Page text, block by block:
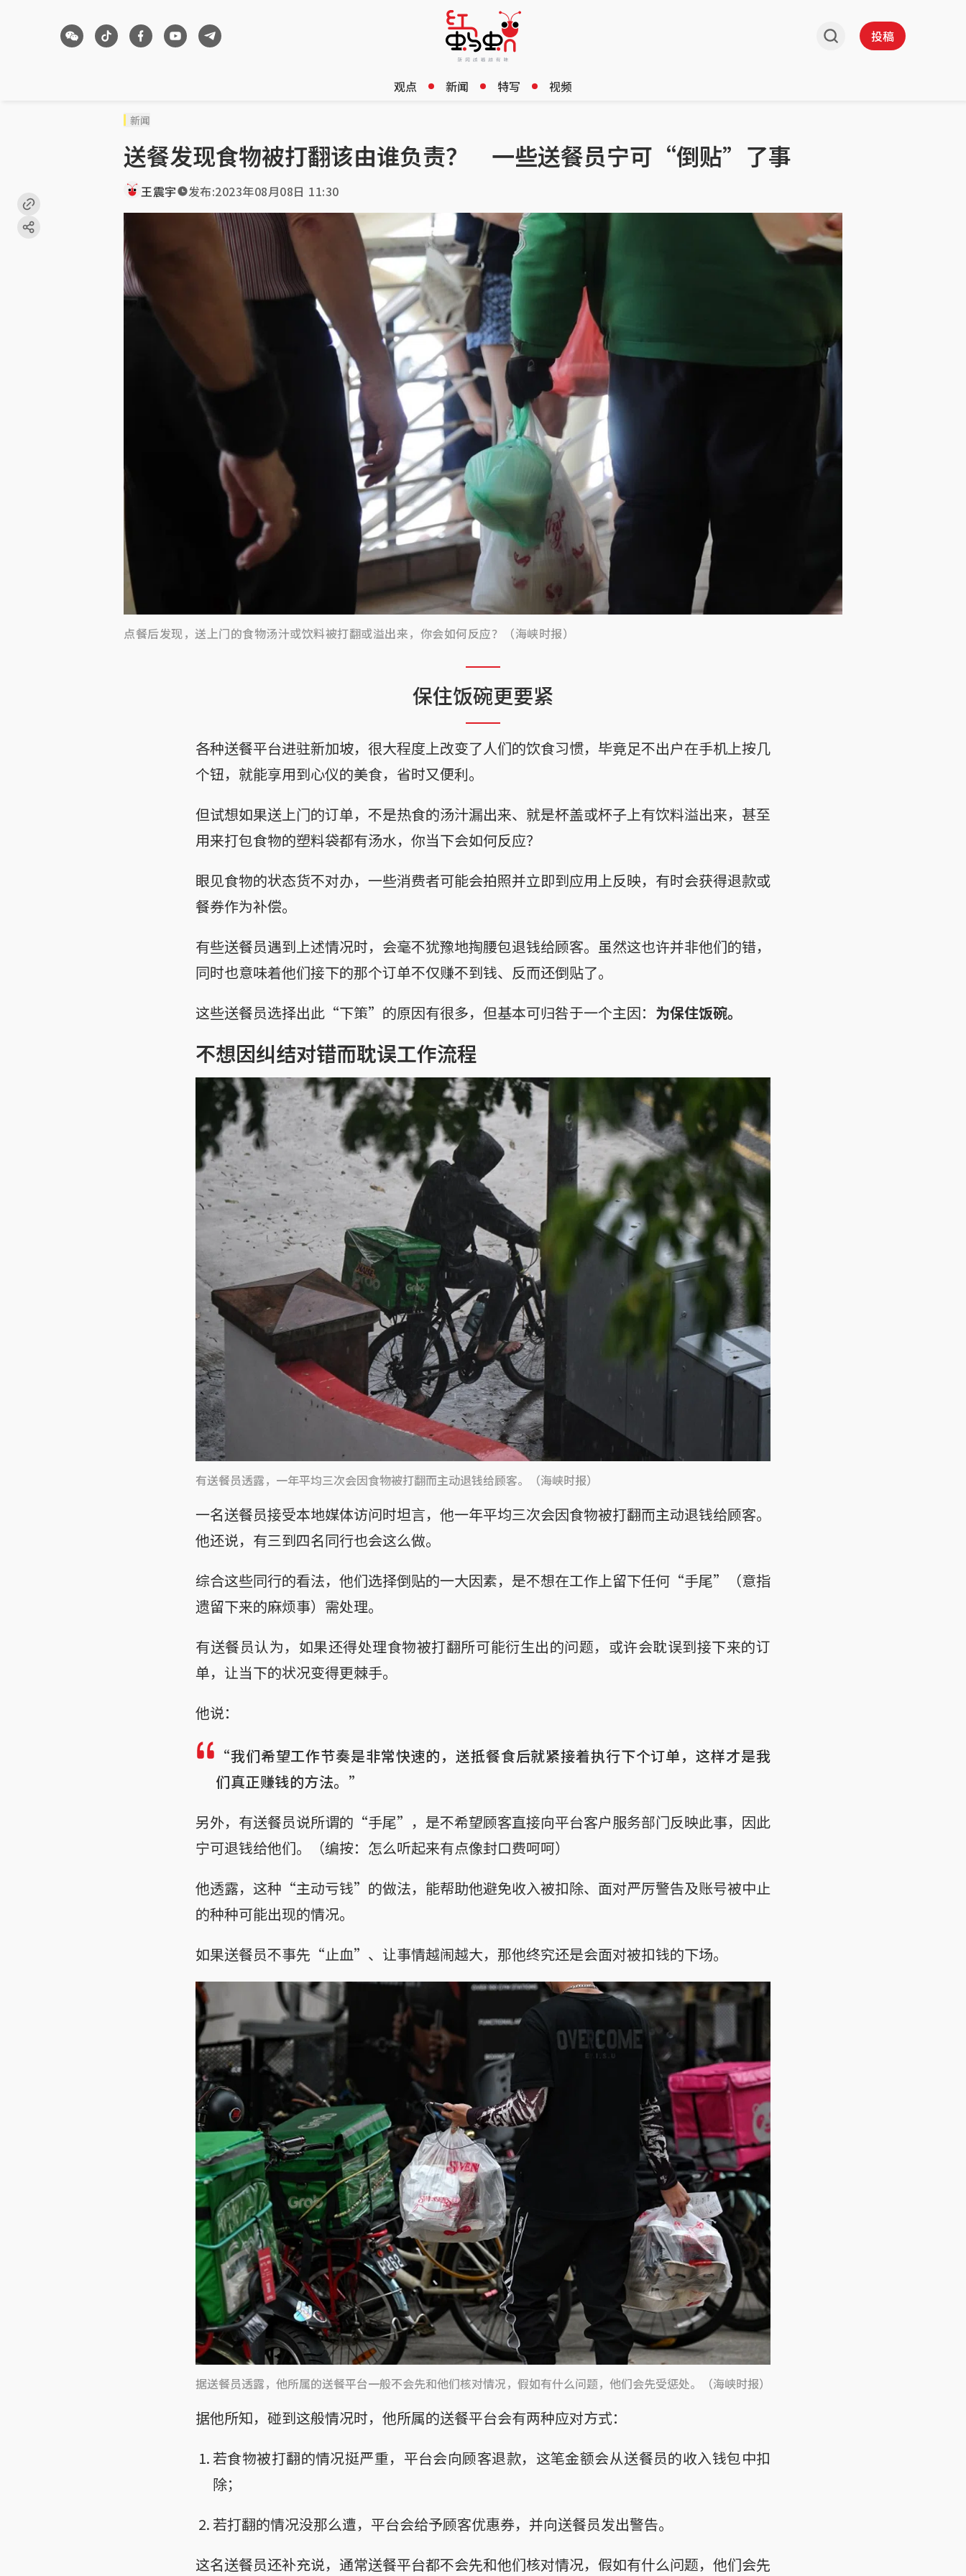
投稿
观点 新闻 特写 视频
新闻
送餐发现食物被打翻该由谁负责？ 一些送餐员宁可“倒贴”了事
王震宇 发布:2023年08月08日 11:30
点餐后发现，送上门的食物汤汁或饮料被打翻或溢出来，你会如何反应？（海峡时报）
保住饭碗更要紧
各种送餐平台进驻新加坡，很大程度上改变了人们的饮食习惯，毕竟足不出户在手机上按几
个钮，就能享用到心仪的美食，省时又便利。
但试想如果送上门的订单，不是热食的汤汁漏出来、就是杯盖或杯子上有饮料溢出来，甚至
用来打包食物的塑料袋都有汤水，你当下会如何反应？
眼见食物的状态货不对办，一些消费者可能会拍照并立即到应用上反映，有时会获得退款或
餐券作为补偿。
有些送餐员遇到上述情况时，会毫不犹豫地掏腰包退钱给顾客。虽然这也许并非他们的错，
同时也意味着他们接下的那个订单不仅赚不到钱、反而还倒贴了。
这些送餐员选择出此“下策”的原因有很多，但基本可归咎于一个主因： 为保住饭碗。
不想因纠结对错而耽误工作流程
有送餐员透露，一年平均三次会因食物被打翻而主动退钱给顾客。（海峡时报）
一名送餐员接受本地媒体访问时坦言，他一年平均三次会因食物被打翻而主动退钱给顾客。
他还说，有三到四名同行也会这么做。
综合这些同行的看法，他们选择倒贴的一大因素，是不想在工作上留下任何“手尾”（意指
遗留下来的麻烦事）需处理。
有送餐员认为，如果还得处理食物被打翻所可能衍生出的问题，或许会耽误到接下来的订
单，让当下的状况变得更棘手。
他说：
“我们希望工作节奏是非常快速的，送抵餐食后就紧接着执行下个订单，这样才是我
们真正赚钱的方法。”
另外，有送餐员说所谓的“手尾”，是不希望顾客直接向平台客户服务部门反映此事，因此
宁可退钱给他们。
（编按：怎么听起来有点像封口费呵呵）
他透露，这种“主动亏钱”的做法，能帮助他避免收入被扣除、面对严厉警告及账号被中止
的种种可能出现的情况。
如果送餐员不事先“止血”、让事情越闹越大，那他终究还是会面对被扣钱的下场。
据送餐员透露，他所属的送餐平台一般不会先和他们核对情况，假如有什么问题，他们会先受惩处。（海峡时报）
据他所知，碰到这般情况时，他所属的送餐平台会有两种应对方式：
若食物被打翻的情况挺严重，平台会向顾客退款，这笔金额会从送餐员的收入钱包中扣
除；
若打翻的情况没那么遭，平台会给予顾客优惠券，并向送餐员发出警告。
这名送餐员还补充说，通常送餐平台都不会先和他们核对情况，假如有什么问题，他们会先